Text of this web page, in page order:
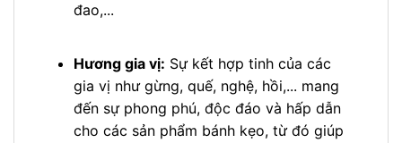
đao,...
Hương gia vị: Sự kết hợp tinh của các
gia vị như gừng, quế, nghệ, hồi,... mang
đến sự phong phú, độc đáo và hấp dẫn
cho các sản phẩm bánh kẹo, từ đó giúp